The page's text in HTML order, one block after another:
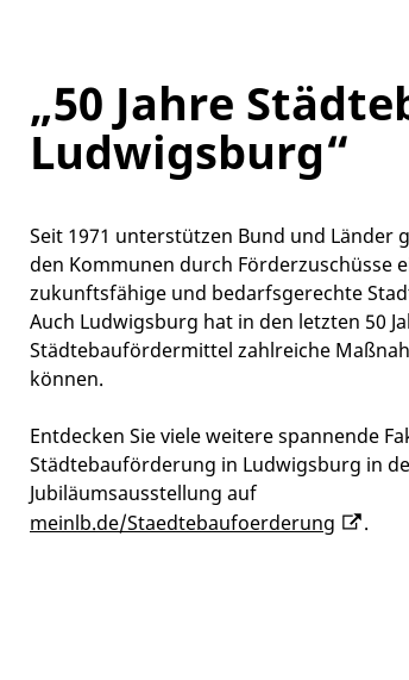
„50 Jahre
Ludwigsburg“
Seit 1971 unterstützen Bund und Länder
den Kommunen durch Förderzuschüsse
zukunftsfähige und bedarfsgerechte
Auch Ludwigsburg hat in den letzten 50
Städtebaufördermittel zahlreiche
können.
Entdecken Sie viele weitere spannende
Städtebauförderung in Ludwigsburg in
Jubiläumsausstellung auf
meinlb.de/Staedtebaufoerderung
.